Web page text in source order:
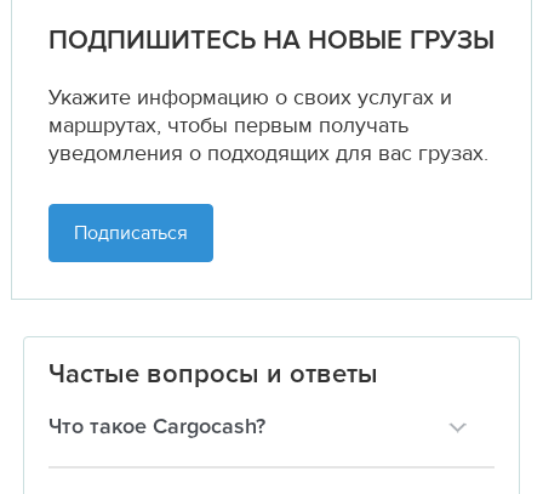
ПОДПИШИТЕСЬ НА НОВЫЕ ГРУЗЫ
Укажите информацию о своих услугах и
маршрутах, чтобы первым получать
уведомления о подходящих для вас грузах.
Подписаться
Частые вопросы и ответы
Что такое Cargocash?